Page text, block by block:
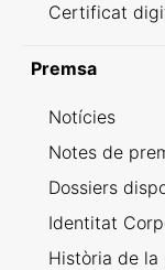
Certificat
Premsa
Notícies
Notes de
Dossiers
Identitat
Història de la